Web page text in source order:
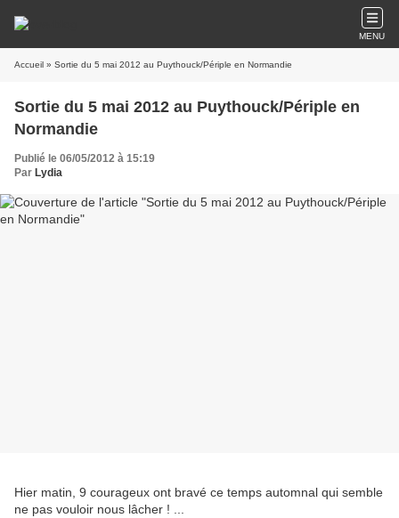
MENU
Accueil » Sortie du 5 mai 2012 au Puythouck/Périple en Normandie
Sortie du 5 mai 2012 au Puythouck/Périple en
Normandie
Publié le 06/05/2012 à 15:19
Par Lydia
Hier matin, 9 courageux ont bravé ce temps automnal qui semble
ne pas vouloir nous lâcher ! ...